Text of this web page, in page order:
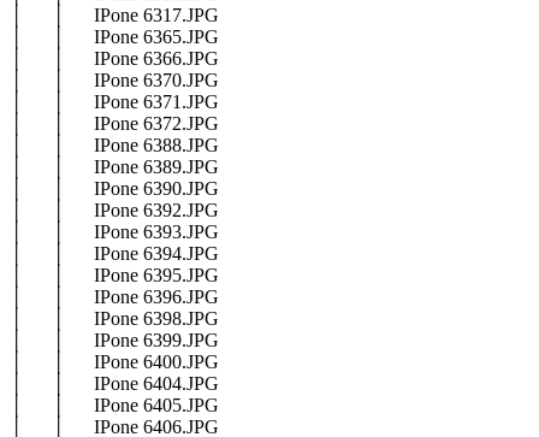
│ │ IPone 6317.JPG
│ │ IPone 6365.JPG
│ │ IPone 6366.JPG
│ │ IPone 6370.JPG
│ │ IPone 6371.JPG
│ │ IPone 6372.JPG
│ │ IPone 6388.JPG
│ │ IPone 6389.JPG
│ │ IPone 6390.JPG
│ │ IPone 6392.JPG
│ │ IPone 6393.JPG
│ │ IPone 6394.JPG
│ │ IPone 6395.JPG
│ │ IPone 6396.JPG
│ │ IPone 6398.JPG
│ │ IPone 6399.JPG
│ │ IPone 6400.JPG
│ │ IPone 6404.JPG
│ │ IPone 6405.JPG
│ │ IPone 6406.JPG